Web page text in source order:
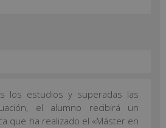
los estudios y superadas las
el alumno recibirá un
que ha realizado el «Máster en